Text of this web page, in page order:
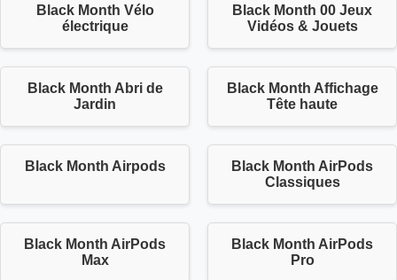
Black Month Vélo
électrique
Black Month 00 Jeux
Vidéos & Jouets
Black Month Abri de
Jardin
Black Month Affichage
Tête haute
Black Month Airpods
Black Month AirPods
Classiques
Black Month AirPods
Max
Black Month AirPods
Pro